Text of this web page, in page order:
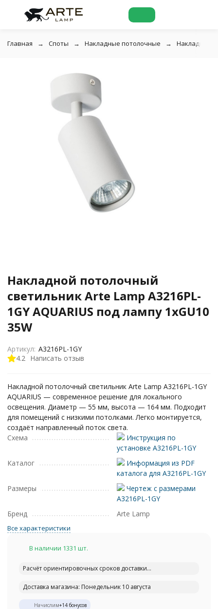
Главная Споты Накладные потолочные Накладной
Накладной потолочный
светильник Arte Lamp A3216PL-
1GY AQUARIUS под лампу 1xGU10
35W
4.2 Написать отзыв
Артикул: A3216PL-1GY
Накладной потолочный светильник Arte Lamp A3216PL-1GY
AQUARIUS — современное решение для локального
освещения. Диаметр — 55 мм, высота — 164 мм. Подходит
для помещений с низкими потолками. Легко монтируется,
создаёт направленный поток света.
Схема
Инструкция по
установке A3216PL-1GY
Каталог
Информация из PDF
каталога для A3216PL-1GY
Размеры
Чертеж с размерами
A3216PL-1GY
Бренд
Arte Lamp
Все характеристики
В наличии 1331 шт.
Расчёт ориентировочных сроков доставки...
Доставка магазина: Понедельник 10 августа
Начислим+14 бонусов